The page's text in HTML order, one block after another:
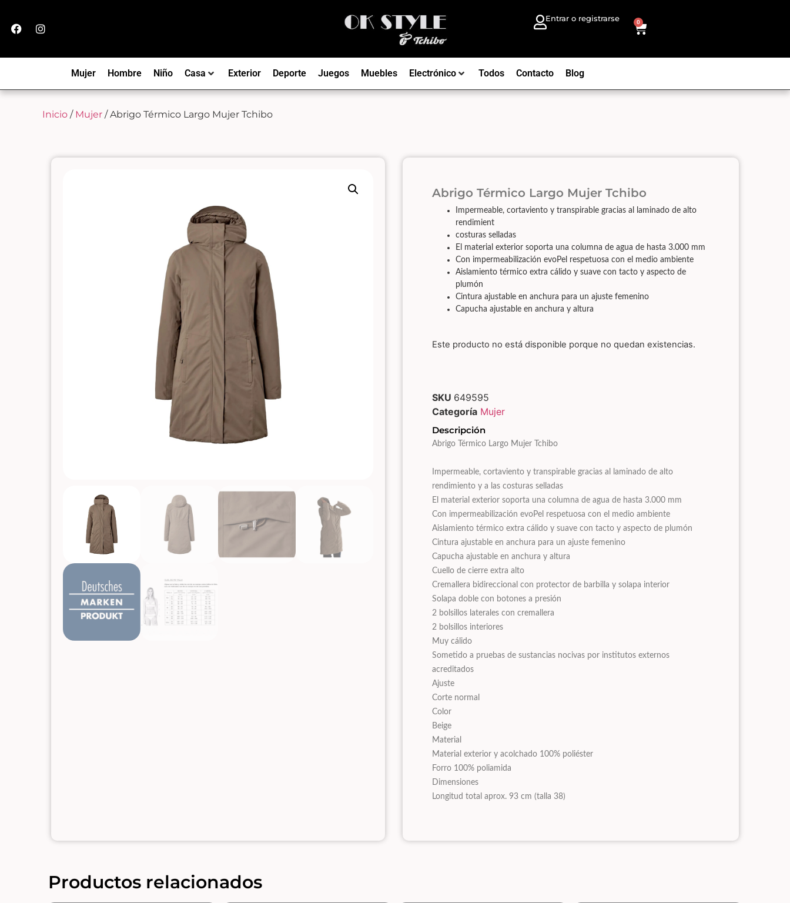
Entrar o registrarse 0
Mujer Hombre Niño Casa Exterior Deporte Juegos Muebles Electrónico Todos Contacto Blog
Inicio / Mujer / Abrigo Térmico Largo Mujer Tchibo
Abrigo Térmico Largo Mujer Tchibo
Impermeable, cortaviento y transpirable gracias al laminado de alto
rendimient
costuras selladas
El material exterior soporta una columna de agua de hasta 3.000 mm
Con impermeabilización evoPel respetuosa con el medio ambiente
Aislamiento térmico extra cálido y suave con tacto y aspecto de
plumón
Cintura ajustable en anchura para un ajuste femenino
Capucha ajustable en anchura y altura
Este producto no está disponible porque no quedan existencias.
SKU 649595
Categoría Mujer
Descripción
Abrigo Térmico Largo Mujer Tchibo
Impermeable, cortaviento y transpirable gracias al laminado de alto
rendimiento y a las costuras selladas
El material exterior soporta una columna de agua de hasta 3.000 mm
Con impermeabilización evoPel respetuosa con el medio ambiente
Aislamiento térmico extra cálido y suave con tacto y aspecto de plumón
Cintura ajustable en anchura para un ajuste femenino
Capucha ajustable en anchura y altura
Cuello de cierre extra alto
Cremallera bidireccional con protector de barbilla y solapa interior
Solapa doble con botones a presión
2 bolsillos laterales con cremallera
2 bolsillos interiores
Muy cálido
Sometido a pruebas de sustancias nocivas por institutos externos
acreditados
Ajuste
Corte normal
Color
Beige
Material
Material exterior y acolchado 100% poliéster
Forro 100% poliamida
Dimensiones
Longitud total aprox. 93 cm (talla 38)
Productos relacionados